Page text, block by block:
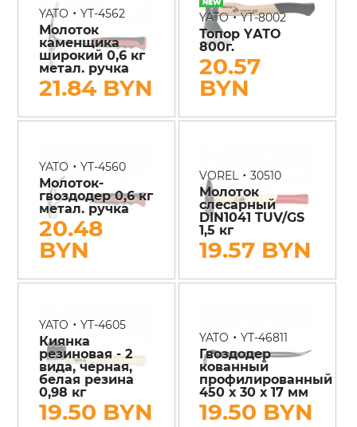
YATO • YT-4562
Молоток
каменщика
широкий 0,6 кг
метал. ручка
21.84 BYN
YATO•YT-8002
Топор YАТО
800г.
20.57
BYN
YATO • YT-4560
Молоток-
гвоздодер 0,6 кг
метал. ручка
20.48
BYN
VOREL •30510
Молоток
слесарный
DIN1041 TUV/GS
1,5 кг
19.57 BYN
YATO • YT-4605
Киянка
резиновая - 2
вида, черная,
белая резина
0,98 кг
19.50 BYN
YATO •YT-46811
Гвоздодер
кованный
профилированный
450 х 30 х 17 мм
19.50 BYN